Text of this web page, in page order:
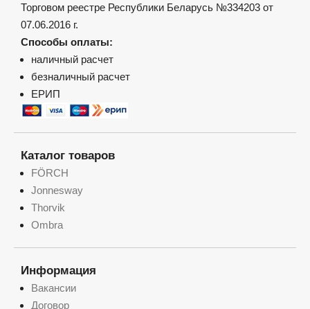
Торговом реестре Республики Беларусь №334203 от
07.06.2016 г.
Способы оплаты:
наличный расчет
безналичный расчет
ЕРИП
Каталог товаров
FÖRCH
Jonnesway
Thorvik
Ombra
Информация
Вакансии
Договор